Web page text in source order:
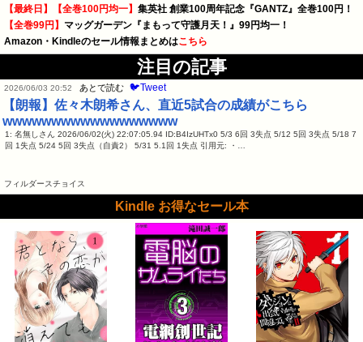
【最終日】【全巻100円均一】 集英社 創業100周年記念『GANTZ』全巻100円！
【全巻99円】 マッグガーデン『まもって守護月天！』99円均一！
Amazon・Kindleのセール情報まとめはこちら
注目の記事
2026/06/03 20:52 あとで読む 🐦Tweet
【朗報】佐々木朗希さん、直近5試合の成績がこちら
wwwwwwwwwwwwwwwwww
1: 名無しさん 2026/06/02(火) 22:07:05.94 ID:B4IzUHTx0 5/3 6回 3失点 5/12 5回 3失点 5/18 7
回 1失点 5/24 5回 3失点（自責2） 5/31 5.1回 1失点 引用元: ・…
フィルダースチョイス
Kindle お得なセール本